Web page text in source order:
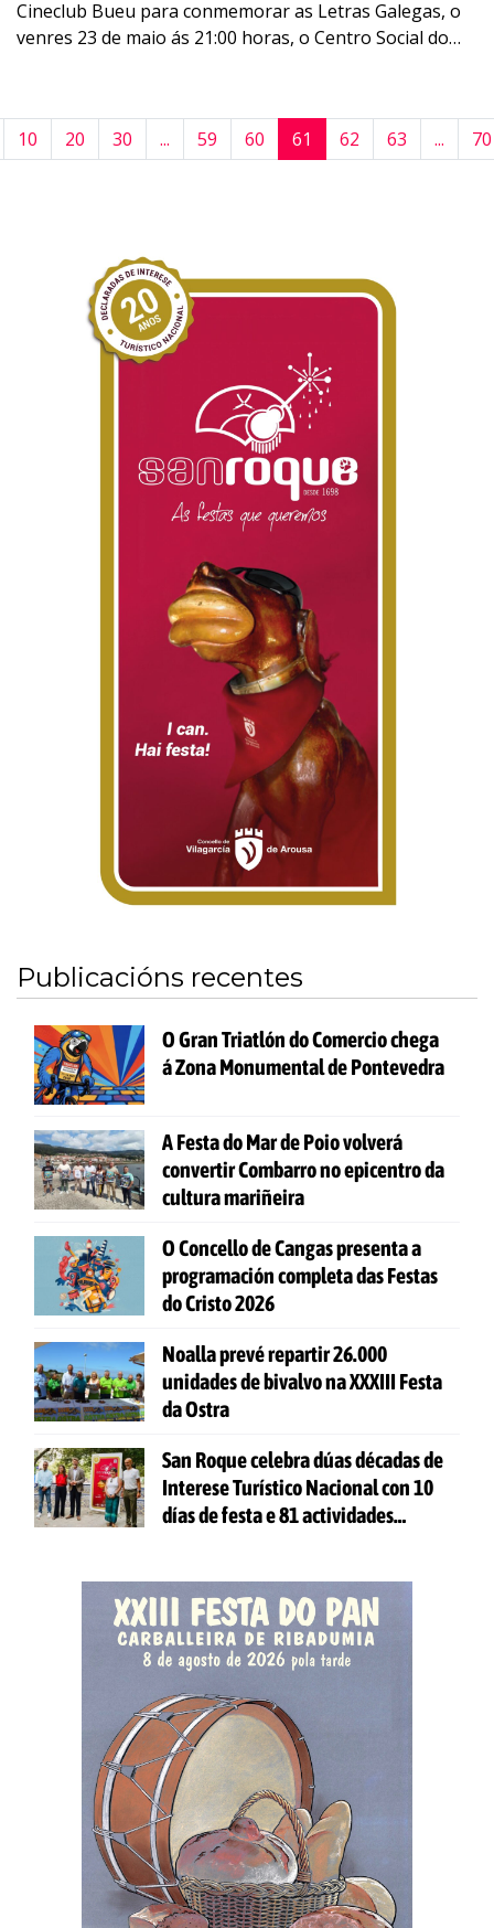
Cineclub Bueu para conmemorar as Letras Galegas, o
venres 23 de maio ás 21:00 horas, o Centro Social do
10 20 30 ... 59 60 61 62 63 ... 70
Publicacións recentes
O Gran Triatlón do Comercio chega
á Zona Monumental de Pontevedra
A Festa do Mar de Poio volverá
convertir Combarro no epicentro da
cultura mariñeira
O Concello de Cangas presenta a
programación completa das Festas
do Cristo 2026
Noalla prevé repartir 26.000
unidades de bivalvo na XXXIII Festa
da Ostra
San Roque celebra dúas décadas de
Interese Turístico Nacional con 10
días de festa e 81 actividades